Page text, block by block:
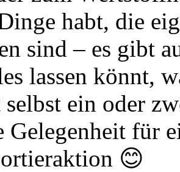
habt, die
sind – es gibt
lassen könnt,
ein oder
Gelegenheit für
😊